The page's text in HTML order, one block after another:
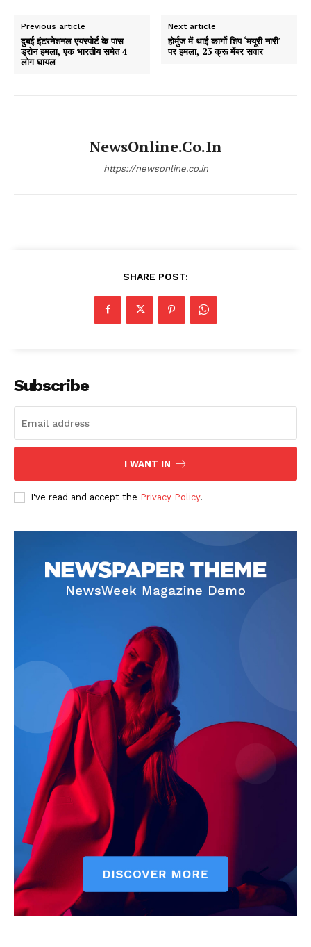
Previous article
दुबई इंटरनेशनल एयरपोर्ट के पास
ड्रोन हमला, एक भारतीय समेत 4
लोग घायल
Next article
होर्मुज में थाई कार्गो शिप ‘मयूरी नारी’
पर हमला, 23 क्रू मेंबर सवार
NewsOnline.co.in
https://newsonline.co.in
SHARE POST:
Subscribe
I WANT IN
I've read and accept the Privacy Policy.